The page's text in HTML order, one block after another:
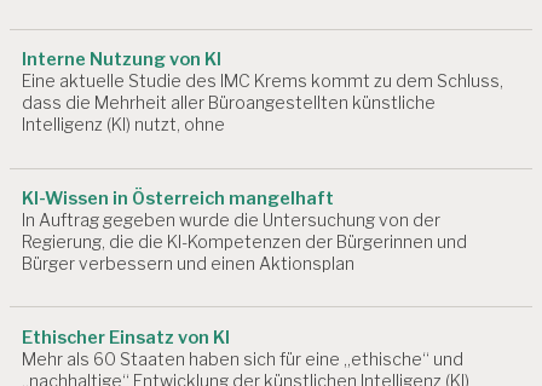
A
R
B
E
S
P
L
A
A
R
Interne Nutzung von KI
Eine aktuelle Studie des IMC Krems kommt zu dem Schluss,
dass die Mehrheit aller Büroangestellten künstliche
Intelligenz (KI) nutzt, ohne
KI-Wissen in Österreich mangelhaft
In Auftrag gegeben wurde die Untersuchung von der
Regierung, die die KI-Kompetenzen der Bürgerinnen und
Bürger verbessern und einen Aktionsplan
Ethischer Einsatz von KI
Mehr als 60 Staaten haben sich für eine „ethische“ und
„nachhaltige“ Entwicklung der künstlichen Intelligenz (KI)